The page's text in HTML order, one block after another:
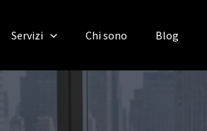
Servizi Chi sono Blog